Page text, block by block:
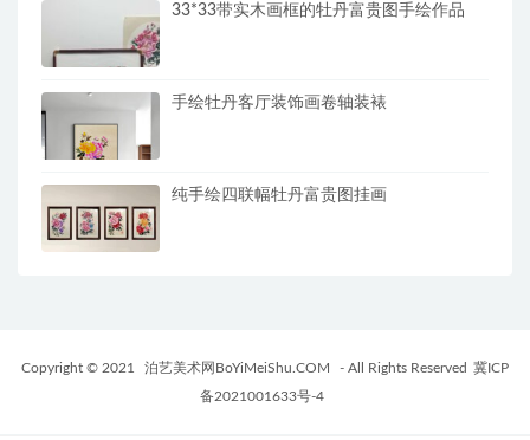
33*33带实木画框的牡丹富贵图手绘作品
手绘牡丹客厅装饰画卷轴装裱
纯手绘四联幅牡丹富贵图挂画
Copyright © 2021 泊艺美术网BoYiMeiShu.COM - All Rights Reserved 冀ICP
备2021001633号-4